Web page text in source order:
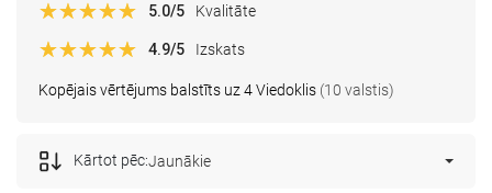
Kopējais vērtējums balstīts uz 4 Viedoklis (10 valstis)
5.0/5 Kvalitāte
4.9/5 Izskats
Kārtot pēc:Jaunākie